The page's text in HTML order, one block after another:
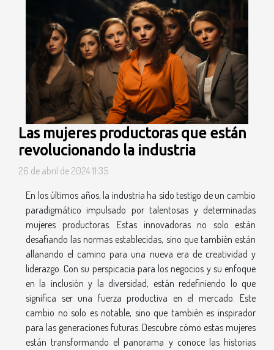
Las mujeres productoras que están
revolucionando la industria
26 de abril de 2024 11:35
En los últimos años, la industria ha sido testigo de un cambio
paradigmático impulsado por talentosas y determinadas
mujeres productoras. Estas innovadoras no solo están
desafiando las normas establecidas, sino que también están
allanando el camino para una nueva era de creatividad y
liderazgo. Con su perspicacia para los negocios y su enfoque
en la inclusión y la diversidad, están redefiniendo lo que
significa ser una fuerza productiva en el mercado. Este
cambio no solo es notable, sino que también es inspirador
para las generaciones futuras. Descubre cómo estas mujeres
están transformando el panorama y conoce las historias